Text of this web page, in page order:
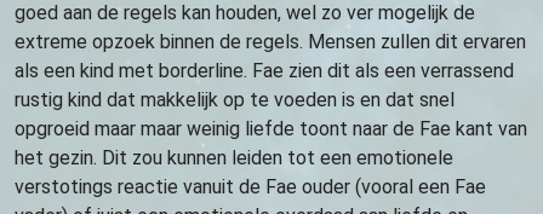
goed aan de regels kan houden, wel zo ver mogelijk de
extreme opzoek binnen de regels. Mensen zullen dit ervaren
als een kind met borderline. Fae zien dit als een verrassend
rustig kind dat makkelijk op te voeden is en dat snel
opgroeid maar maar weinig liefde toont naar de Fae kant van
het gezin. Dit zou kunnen leiden tot een emotionele
verstotings reactie vanuit de Fae ouder (vooral een Fae